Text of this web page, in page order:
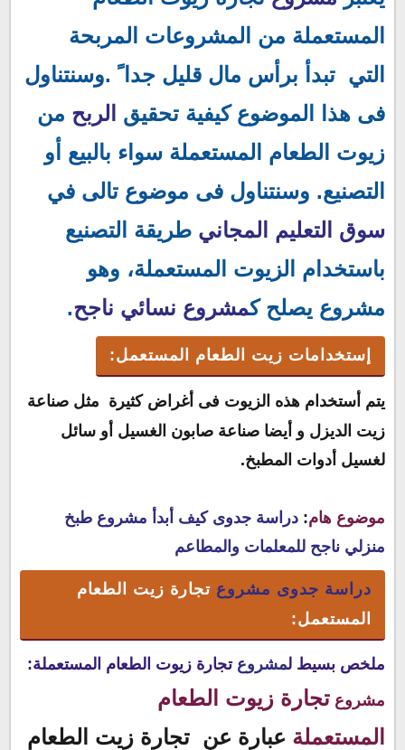
المستعملة من المشروعات المربحة
التي تبدأ برأس مال قليل جدا ً .وسنتناول
فى هذا الموضوع كيفية تحقيق الربح من
زيوت الطعام المستعملة سواء بالبيع أو
التصنيع. وسنتناول فى موضوع تالى في
سوق التعليم المجاني طريقة التصنيع
باستخدام الزيوت المستعملة، وهو
مشروع يصلح كمشروع نسائي ناجح.
إستخدامات زيت الطعام المستعمل:
يتم أستخدام هذه الزيوت فى أغراض كثيرة مثل صناعة
زيت الديزل و أيضا صناعة صابون الغسيل أو سائل
لغسيل أدوات المطبخ.
موضوع هام: دراسة جدوى كيف أبدأ مشروع طبخ
منزلي ناجح للمعلمات والمطاعم
دراسة جدوى مشروع تجارة زيت الطعام
المستعمل:
ملخص بسيط لمشروع تجارة زيوت الطعام المستعملة:
مشروع تجارة زيوت الطعام
المستعملة عبارة عن تجارة زيت الطعام